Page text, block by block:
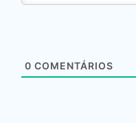
0 COMENTÁRIOS